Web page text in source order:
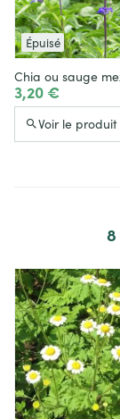
Épuisé
Chia ou sauge
3,20 €
Voir le produit
8